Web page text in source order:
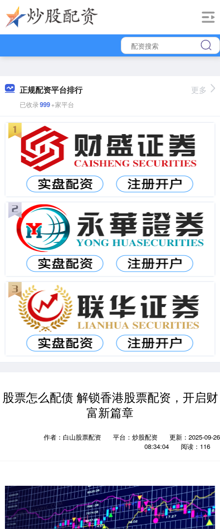
正规配资平台排行
已收录999+家平台
更多
股票怎么配债 解锁香港股票配资，开启财
富新篇章
作者：白山股票配资 平台：炒股配资
更新：2025-09-26
08:34:04
阅读：116